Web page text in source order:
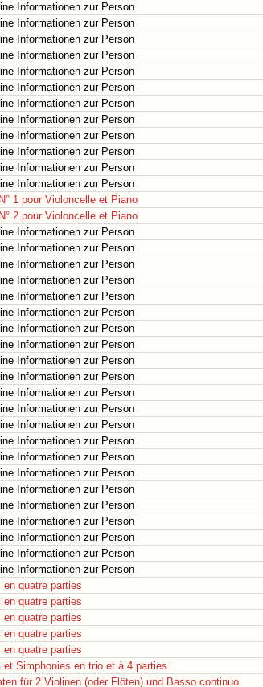
Informationen zur Person
Informationen zur Person
Informationen zur Person
Informationen zur Person
Informationen zur Person
Informationen zur Person
Informationen zur Person
Informationen zur Person
Informationen zur Person
Informationen zur Person
Informationen zur Person
Informationen zur Person
1 pour Violoncelle et Piano
2 pour Violoncelle et Piano
Informationen zur Person
Informationen zur Person
Informationen zur Person
Informationen zur Person
Informationen zur Person
Informationen zur Person
Informationen zur Person
Informationen zur Person
Informationen zur Person
Informationen zur Person
Informationen zur Person
Informationen zur Person
Informationen zur Person
Informationen zur Person
Informationen zur Person
Informationen zur Person
Informationen zur Person
Informationen zur Person
Informationen zur Person
Informationen zur Person
Informationen zur Person
Informationen zur Person
en quatre parties
en quatre parties
en quatre parties
en quatre parties
en quatre parties
et Simphonies en trio et à 4 parties
für 2 Violinen (oder Flöten) und Basso continuo